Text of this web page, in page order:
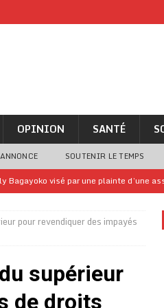
OPINION SANTÉ
SOUTENIR LE TEMPS
Bagayoko visé par une plainte d’une
impliquant des Chinois
d’Agbogboza 2026 annulées
le financement de l’école publique
pour revendiquer des impayés
supérieur
de droits